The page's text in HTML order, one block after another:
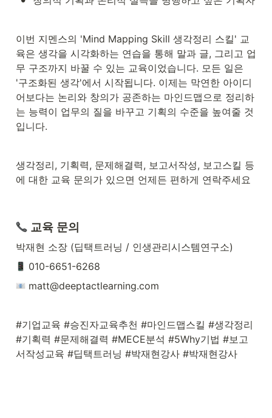
이번 지멘스의 'Mind Mapping Skill 생각정리 스킬' 교
육은 생각을 시각화하는 연습을 통해 말과 글, 그리고 업
무 구조까지 바꿀 수 있는 교육이었습니다. 모든 일은
'구조화된 생각'에서 시작됩니다. 이제는 막연한 아이디
어보다는 논리와 창의가 공존하는 마인드맵으로 정리하
는 능력이 업무의 질을 바꾸고 기획의 수준을 높여줄 것
입니다.
생각정리, 기획력, 문제해결력, 보고서작성, 보고스킬 등
에 대한 교육 문의가 있으면 언제든 편하게 연락주세요
교육 문의
박재현 소장 (딥택트러닝 / 인생관리시스템연구소)
010-6651-6268
matt@deeptactlearning.com
#기업교육 #승진자교육추천 #마인드맵스킬 #생각정리
#기획력 #문제해결력 #MECE분석 #5Why기법 #보고
서작성교육 #딥택트러닝 #박재현강사 #박재현강사